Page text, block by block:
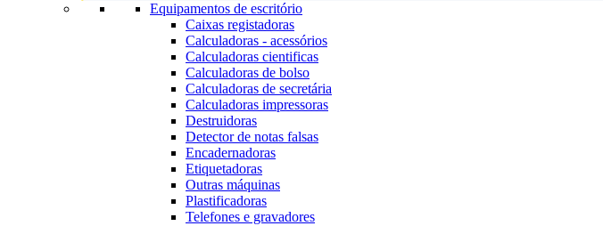
Equipamentos de escritório
Caixas registadoras
Calculadoras - acessórios
Calculadoras cientificas
Calculadoras de bolso
Calculadoras de secretária
Calculadoras impressoras
Destruidoras
Detector de notas falsas
Encadernadoras
Etiquetadoras
Outras máquinas
Plastificadoras
Telefones e gravadores